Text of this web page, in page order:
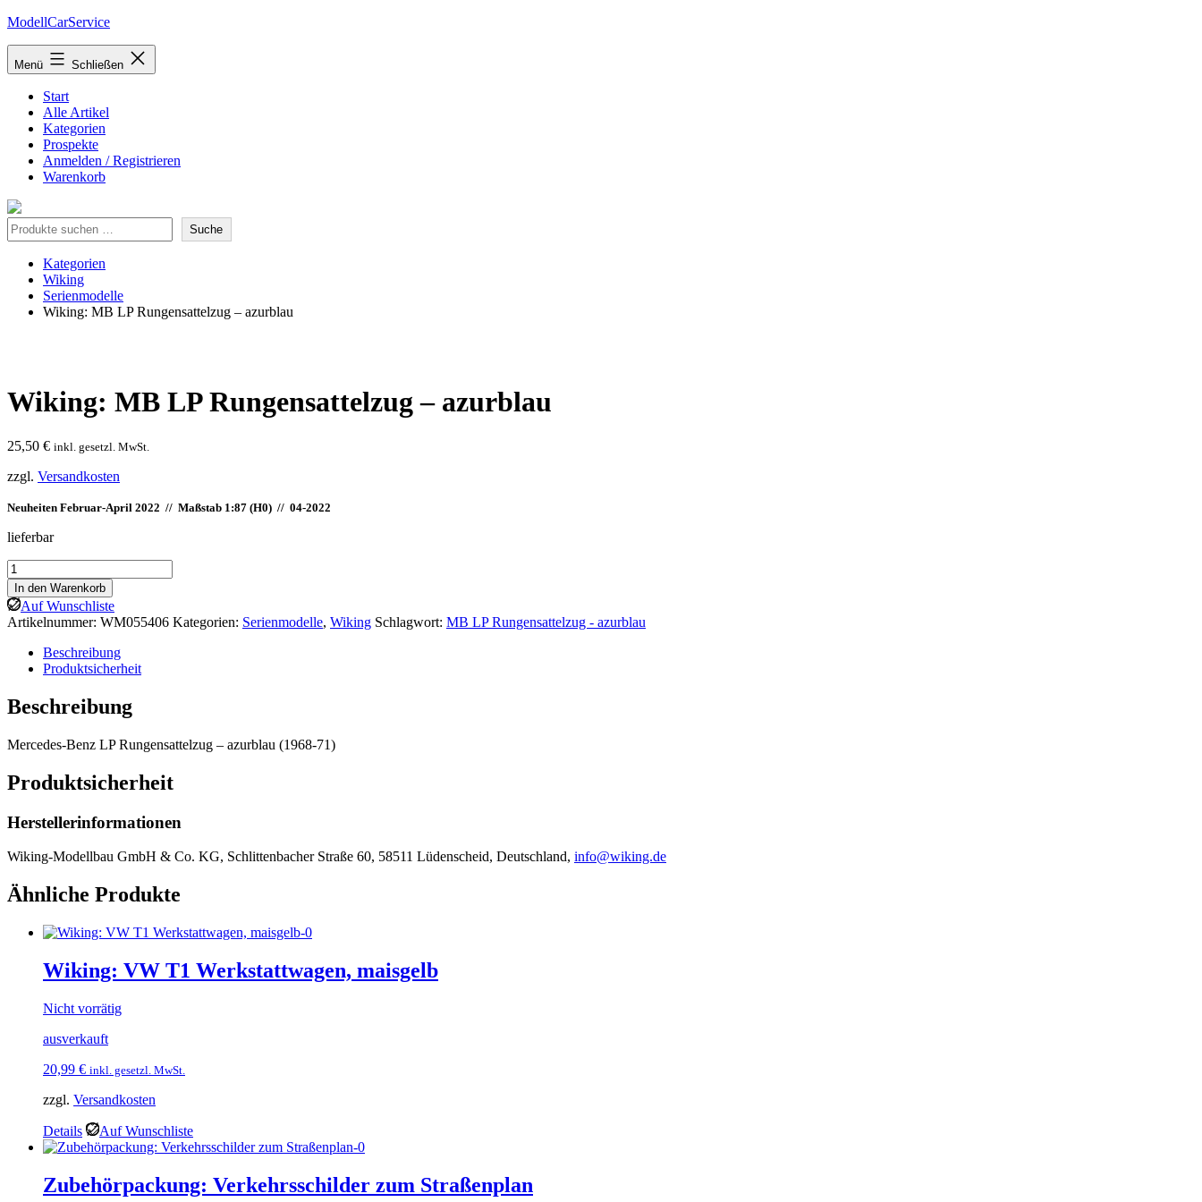
Zum
springen
ModellCarService
Menü Schließen
Start
Alle Artikel
Kategorien
Prospekte
Anmelden / Registrieren
Warenkorb
Suche Suche
Kategorien
Wiking
Serienmodelle
Wiking: MB LP Rungensattelzug – azurblau
Wiking: MB LP Rungensattelzug – azurblau
25,50 € inkl. gesetzl. MwSt.
zzgl. Versandkosten
Neuheiten Februar-April 2022 // Maßstab 1:87 (H0) // 04-2022
lieferbar
Wiking:
MB
LP
Rungensattelzug
-
azurblau
Menge
In den Warenkorb
Auf Wunschliste
Artikelnummer: WM055406 Kategorien: Serienmodelle, Wiking Schlagwort: MB LP Rungensattelzug - azurblau
Beschreibung
Produktsicherheit
Beschreibung
Mercedes-Benz LP Rungensattelzug – azurblau (1968-71)
Produktsicherheit
Herstellerinformationen
Wiking-Modellbau GmbH & Co. KG, Schlittenbacher Straße 60, 58511 Lüdenscheid, Deutschland, info@wiking.de
Ähnliche Produkte
Wiking: VW T1 Werkstattwagen, maisgelb
Nicht vorrätig
ausverkauft
20,99 € inkl. gesetzl. MwSt.
zzgl. Versandkosten
Details Auf Wunschliste
Zubehörpackung: Verkehrsschilder zum Straßenplan